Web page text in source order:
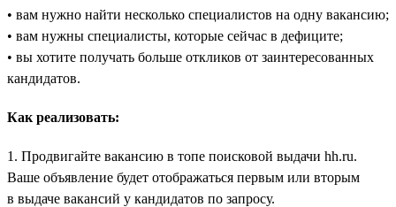
• вам нужно найти несколько специалистов на одну вакансию;
• вам нужны специалисты, которые сейчас в дефиците;
• вы хотите получать больше откликов от заинтересованных
кандидатов.
Как реализовать:
1. Продвигайте вакансию в топе поисковой выдачи hh.ru.
Ваше объявление будет отображаться первым или вторым
в выдаче вакансий у кандидатов по запросу.